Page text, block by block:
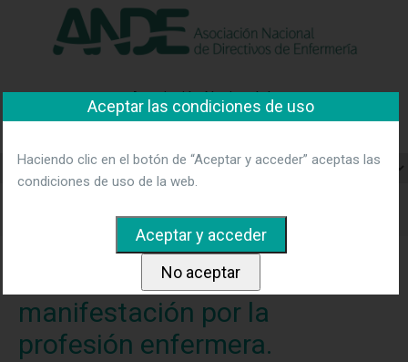
"Ver política"
Asociación Nacional de
Directivos de Enfermería
la profesión enfermera.
UNIDAD ENFERMERA:
manifestación por la
profesión enfermera.
Aceptar las condiciones de uso
Haciendo clic en el botón de “Aceptar y acceder” aceptas las
condiciones de uso de la web.